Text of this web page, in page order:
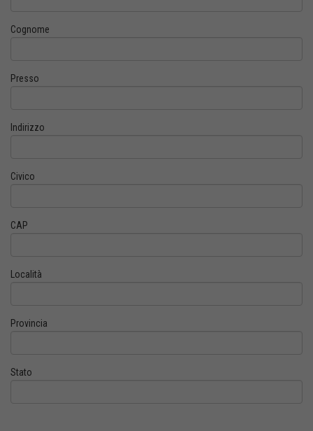
Cognome
Presso
Indirizzo
Civico
CAP
Località
Provincia
Stato